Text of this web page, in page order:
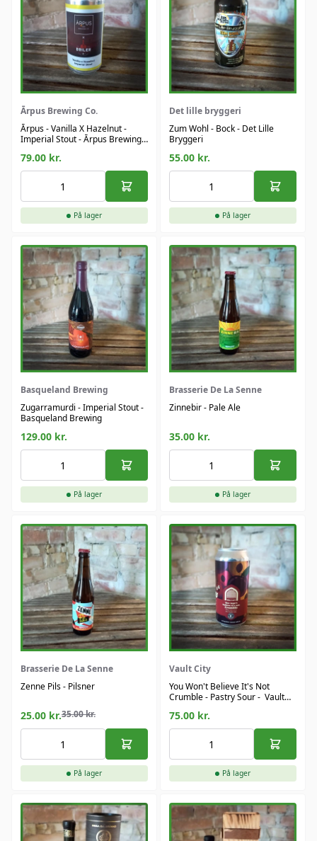
Ārpus Brewing Co.
Ārpus - Vanilla X Hazelnut -
Imperial Stout - Ārpus Brewing
79.00 kr.
På lager
Det lille bryggeri
Zum Wohl - Bock - Det Lille
Bryggeri
55.00 kr.
På lager
Basqueland Brewing
Zugarramurdi - Imperial Stout -
Basqueland Brewing
129.00 kr.
På lager
Brasserie De La Senne
Zinnebir - Pale Ale
35.00 kr.
På lager
Brasserie De La Senne
Zenne Pils - Pilsner
25.00 kr.35.00kr.
På lager
Vault City
You Won't Believe It's Not
Crumble - Pastry Sour - Vault
75.00 kr.
På lager